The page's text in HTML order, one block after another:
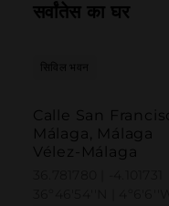
सर्वांतेस का घर
सिविल भवन
Calle San
Málaga, Málaga
Vélez-Málaga